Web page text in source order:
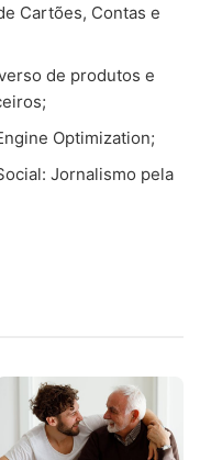
Cartões, Contas e
de produtos e
Optimization;
Jornalismo pela